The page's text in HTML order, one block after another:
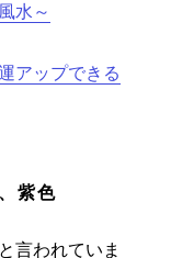
水～
アップできる
紫色
言われていま